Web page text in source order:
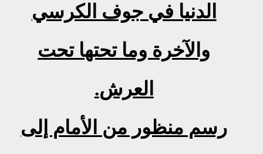
الدنيا في جوف الكرسي
والآخرة وما تحتها تحت
العرش.
رسم منظور من الأمام إلى